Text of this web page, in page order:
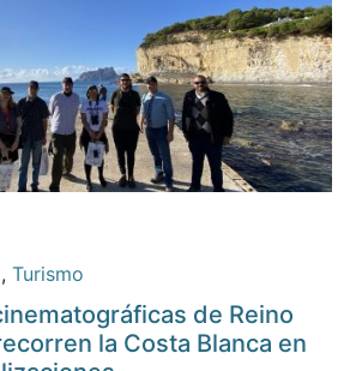
, Turismo
de Reino
la Costa Blanca en